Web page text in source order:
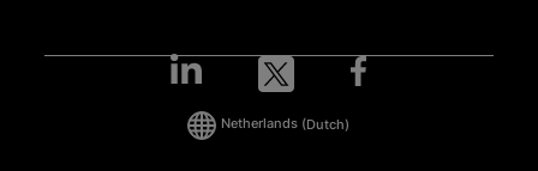
Netherlands (Dutch)